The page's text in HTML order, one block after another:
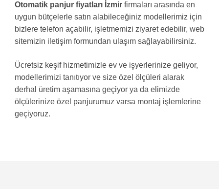
Otomatik panjur fiyatları İzmir firmaları arasında en
uygun bütçelerle satın alabileceğiniz modellerimiz için
bizlere telefon açabilir, işletmemizi ziyaret edebilir, web
sitemizin iletişim formundan ulaşım sağlayabilirsiniz.
Ücretsiz keşif hizmetimizle ev ve işyerlerinize geliyor,
modellerimizi tanıtıyor ve size özel ölçüleri alarak
derhal üretim aşamasına geçiyor ya da elimizde
ölçülerinize özel panjurumuz varsa montaj işlemlerine
geçiyoruz.